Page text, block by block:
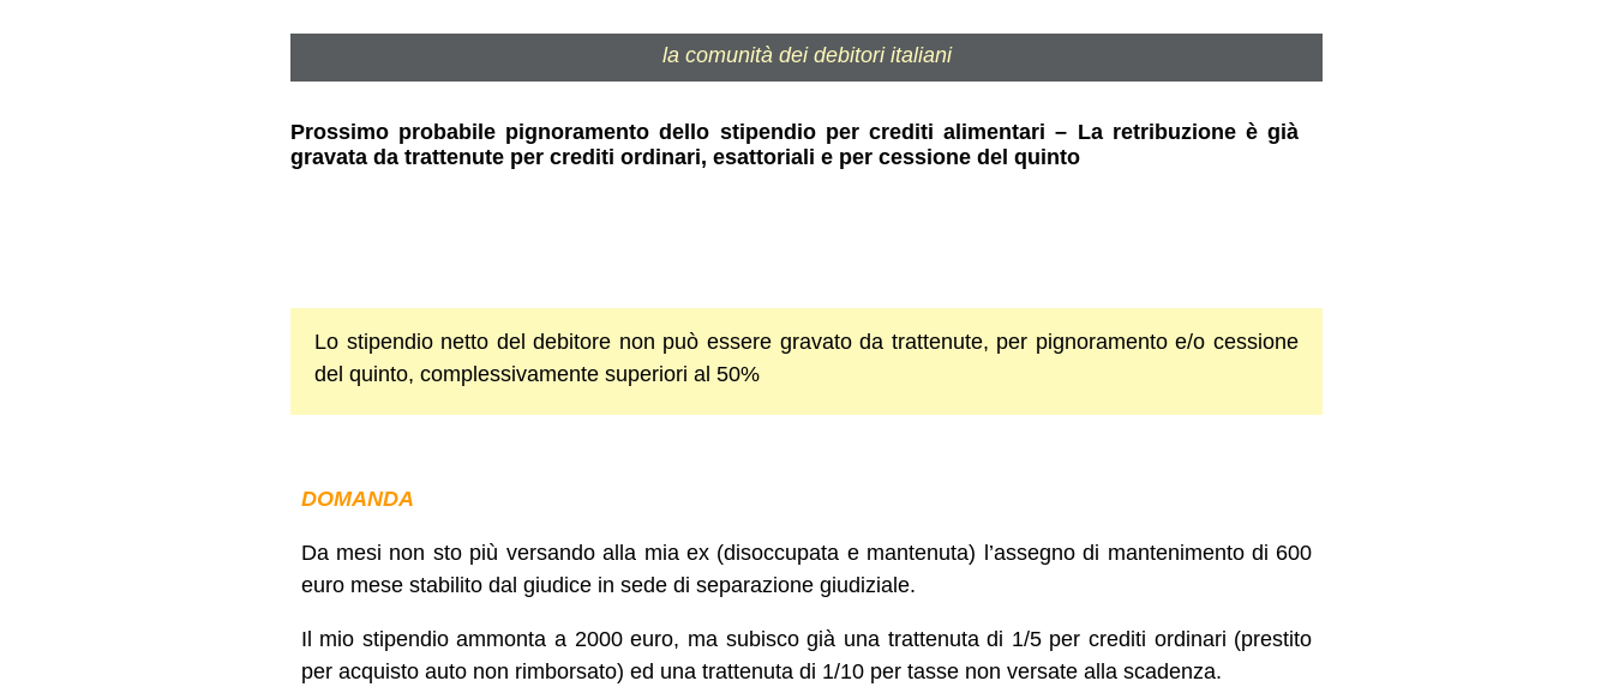
la comunità dei debitori italiani
Prossimo probabile pignoramento dello stipendio per crediti alimentari – La retribuzione è già
gravata da trattenute per crediti ordinari, esattoriali e per cessione del quinto
Lo stipendio netto del debitore non può essere gravato da trattenute, per pignoramento e/o cessione
del quinto, complessivamente superiori al 50%
DOMANDA
Da mesi non sto più versando alla mia ex (disoccupata e mantenuta) l’assegno di mantenimento di 600
euro mese stabilito dal giudice in sede di separazione giudiziale.
Il mio stipendio ammonta a 2000 euro, ma subisco già una trattenuta di 1/5 per crediti ordinari (prestito
per acquisto auto non rimborsato) ed una trattenuta di 1/10 per tasse non versate alla scadenza.